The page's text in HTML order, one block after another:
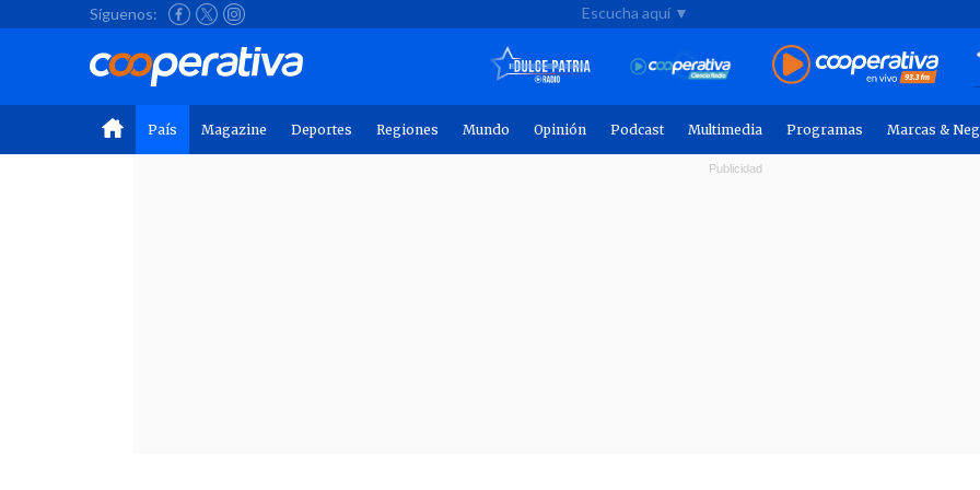
Síguenos: Escucha aquí ▼
País Magazine Deportes Regiones Mundo Opinión Podcast Multimedia Programas Marcas &